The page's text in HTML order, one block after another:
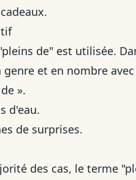
de" est utilisée.
et en nombre
».
d'eau.
de surprises.
des cas, le terme